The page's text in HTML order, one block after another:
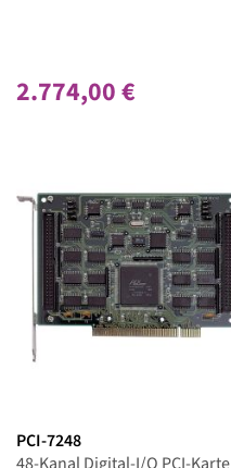
2.774,00 €
PCI-7248
48-Kanal Digital-I/O PCI-Karte